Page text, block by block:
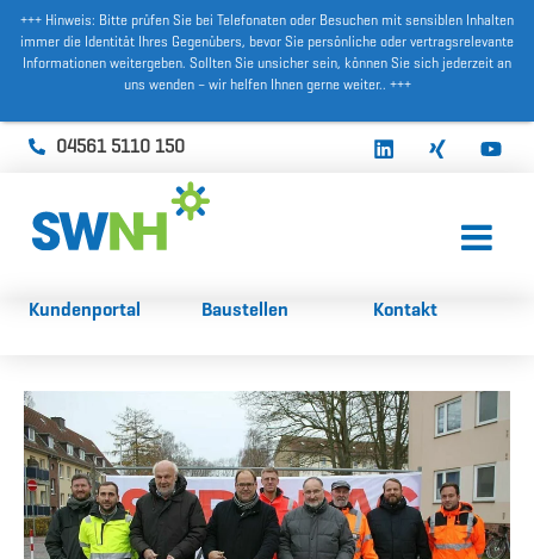
04561 5110 150
Kundenportal Baustellen Kontakt
+++ Hinweis: Bitte prüfen Sie bei Telefonaten oder Besuchen mit sensiblen Inhalten
immer die Identität Ihres Gegenübers, bevor Sie persönliche oder vertragsrelevante
Informationen weitergeben. Sollten Sie unsicher sein, können Sie sich jederzeit an
uns wenden – wir helfen Ihnen gerne weiter.. +++